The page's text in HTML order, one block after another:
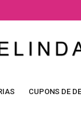
CUPONS DE